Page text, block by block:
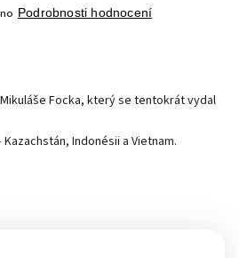
Podrobnosti hodnocení
Focka, který se tentokrát vydal
Indonésii a Vietnam.